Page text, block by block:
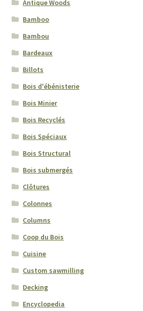
Antique Woods
Bamboo
Bambou
Bardeaux
Billots
Bois d'ébénisterie
Bois Minier
Bois Recyclés
Bois Spéciaux
Bois Structural
Bois submergés
Clôtures
Colonnes
Columns
Coop du Bois
Cuisine
Custom sawmilling
Decking
Encyclopedia